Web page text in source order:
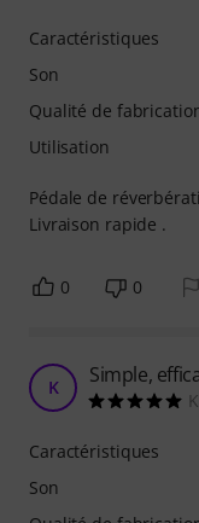
Pédale de
Livraison rapide .
Caractéristiques
Son
Qualité de
Utilisation
0 0
K Simple,
Caractéristiques
Son